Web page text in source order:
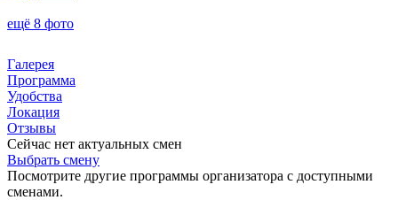
ещё 8 фото
Галерея
Программа
Удобства
Локация
Отзывы
Сейчас нет актуальных смен
Выбрать смену
Посмотрите другие программы организатора с доступными
сменами.